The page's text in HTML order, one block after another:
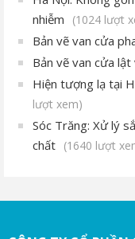
nhiễm
(1024 lượt
Bản vẽ van cửa
Bản vẽ van cửa
Hiện tượng lạ tại
lượt xem)
Sóc Trăng: Xử lý
chất (1640 lượt